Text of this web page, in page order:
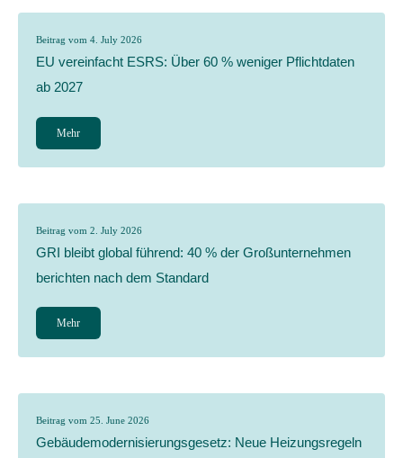
Beitrag vom 4. July 2026
EU vereinfacht ESRS: Über 60 % weniger Pflichtdaten
ab 2027
Mehr
Beitrag vom 2. July 2026
GRI bleibt global führend: 40 % der Großunternehmen
berichten nach dem Standard
Mehr
Beitrag vom 25. June 2026
Gebäudemodernisierungsgesetz: Neue Heizungsregeln